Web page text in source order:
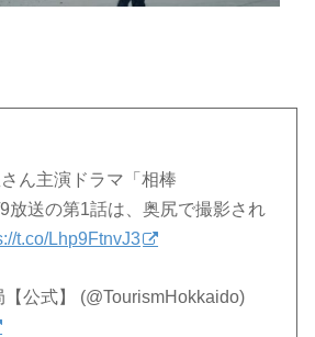
ん主演ドラマ「相棒
放送の第1話は、奥尻で撮影され
t.co/Lhp9FtnvJ3
公式】 (@TourismHokkaido)